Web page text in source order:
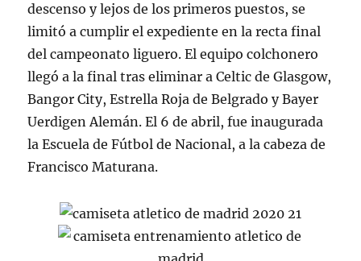
descenso y lejos de los primeros puestos, se
limitó a cumplir el expediente en la recta final
del campeonato liguero. El equipo colchonero
llegó a la final tras eliminar a Celtic de Glasgow,
Bangor City, Estrella Roja de Belgrado y Bayer
Uerdigen Alemán. El 6 de abril, fue inaugurada
la Escuela de Fútbol de Nacional, a la cabeza de
Francisco Maturana.